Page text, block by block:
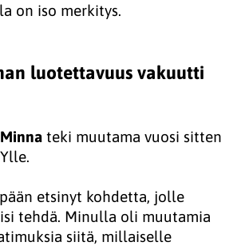
on iso merkitys.
luotettavuus vakuutti
Minna teki muutama vuosi sitten
etsinyt kohdetta, jolle
tehdä. Minulla oli muutamia
siitä, millaiselle